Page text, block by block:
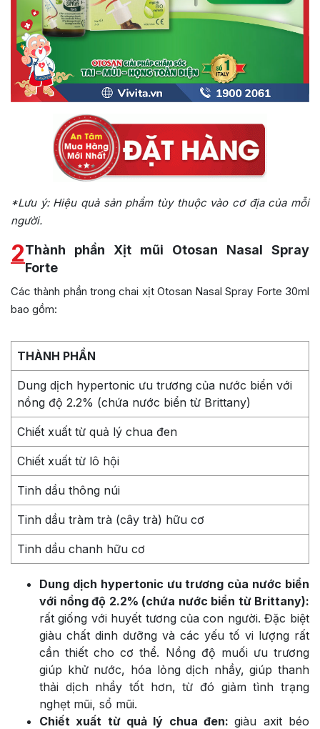
*Lưu ý: Hiệu quả sản phẩm tùy thuộc vào cơ địa của mỗi
người.
2Thành phần Xịt mũi Otosan Nasal Spray
Forte
Các thành phần trong chai xịt Otosan Nasal Spray Forte 30ml
bao gồm:
THÀNH PHẦN
Dung dịch hypertonic ưu trương của nước biển với
nồng độ 2.2% (chứa nước biển từ Brittany)
Chiết xuất từ quả lý chua đen
Chiết xuất từ lô hội
Tinh dầu thông núi
Tinh dầu tràm trà (cây trà) hữu cơ
Tinh dầu chanh hữu cơ
Dung dịch hypertonic ưu trương của nước biển
với nồng độ 2.2% (chứa nước biển từ Brittany):
rất giống với huyết tương của con người. Đặc biệt
giàu chất dinh dưỡng và các yếu tố vi lượng rất
cần thiết cho cơ thể. Nồng độ muối ưu trương
giúp khử nước, hóa lỏng dịch nhầy, giúp thanh
thải dịch nhầy tốt hơn, từ đó giảm tình trạng
nghẹt mũi, sổ mũi.
Chiết xuất từ quả lý chua đen:giàu axit béo